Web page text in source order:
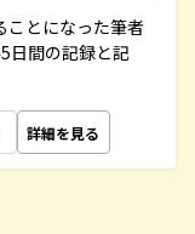
ことになった筆者
日間の記録と記
詳細を見る